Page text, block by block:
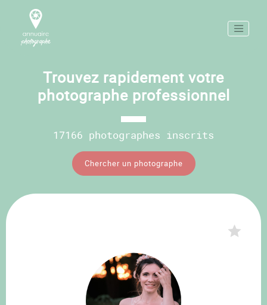
Trouvez rapidement votre
photographe professionnel
17166 photographes inscrits
Chercher un photographe